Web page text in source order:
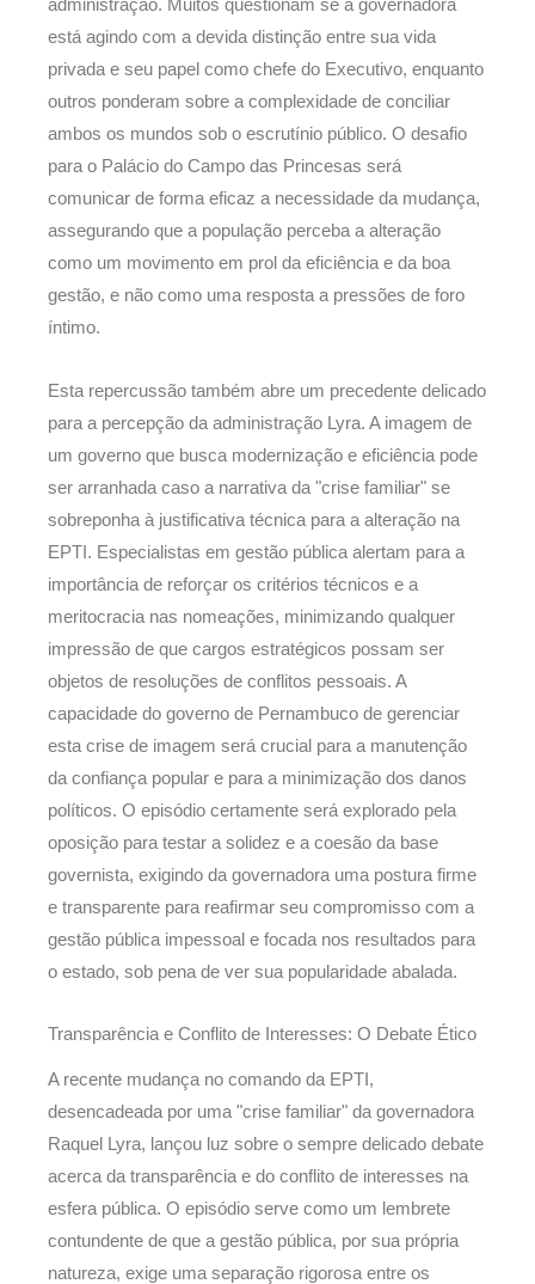
administração. Muitos questionam se a governadora
está agindo com a devida distinção entre sua vida
privada e seu papel como chefe do Executivo, enquanto
outros ponderam sobre a complexidade de conciliar
ambos os mundos sob o escrutínio público. O desafio
para o Palácio do Campo das Princesas será
comunicar de forma eficaz a necessidade da mudança,
assegurando que a população perceba a alteração
como um movimento em prol da eficiência e da boa
gestão, e não como uma resposta a pressões de foro
íntimo.
Esta repercussão também abre um precedente delicado
para a percepção da administração Lyra. A imagem de
um governo que busca modernização e eficiência pode
ser arranhada caso a narrativa da "crise familiar" se
sobreponha à justificativa técnica para a alteração na
EPTI. Especialistas em gestão pública alertam para a
importância de reforçar os critérios técnicos e a
meritocracia nas nomeações, minimizando qualquer
impressão de que cargos estratégicos possam ser
objetos de resoluções de conflitos pessoais. A
capacidade do governo de Pernambuco de gerenciar
esta crise de imagem será crucial para a manutenção
da confiança popular e para a minimização dos danos
políticos. O episódio certamente será explorado pela
oposição para testar a solidez e a coesão da base
governista, exigindo da governadora uma postura firme
e transparente para reafirmar seu compromisso com a
gestão pública impessoal e focada nos resultados para
o estado, sob pena de ver sua popularidade abalada.
Transparência e Conflito de Interesses: O Debate Ético
A recente mudança no comando da EPTI,
desencadeada por uma "crise familiar" da governadora
Raquel Lyra, lançou luz sobre o sempre delicado debate
acerca da transparência e do conflito de interesses na
esfera pública. O episódio serve como um lembrete
contundente de que a gestão pública, por sua própria
natureza, exige uma separação rigorosa entre os